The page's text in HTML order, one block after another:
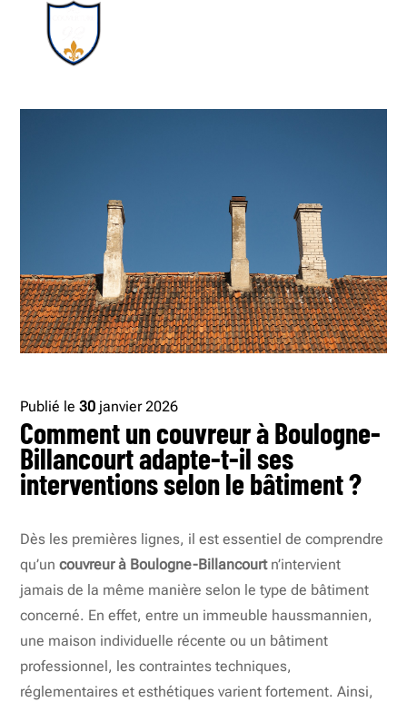
Publié le30 janvier 2026
Comment un couvreur à Boulogne-
Billancourt adapte-t-il ses
interventions selon le bâtiment ?
Dès les premières lignes, il est essentiel de comprendre
qu’uncouvreur à Boulogne-Billancourtn’intervient
jamais de la même manière selon le type de bâtiment
concerné. En effet, entre un immeuble haussmannien,
une maison individuelle récente ou un bâtiment
professionnel, les contraintes techniques,
réglementaires et esthétiques varient fortement. Ainsi,